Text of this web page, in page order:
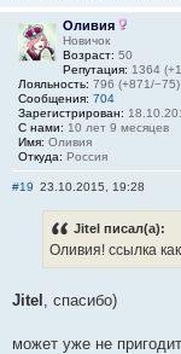
Оливия
Новичок
Возраст: 50
Репутация: 1364
Лояльность: 796 (+871/−75)
Сообщения: 704
Зарегистрирован:
С нами: 10 лет 9 месяцев
Имя: Оливия
Откуда: Россия
#19 23.10.2015, 19:28
Jitel писал(а):
Оливия! ссылка
Jitel , спасибо)
может уже не